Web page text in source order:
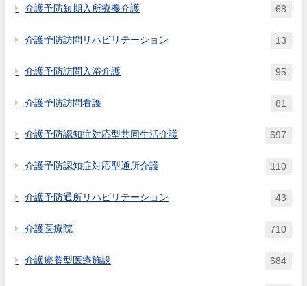
介護予防短期入所療養介護 68
介護予防訪問リハビリテーション 13
介護予防訪問入浴介護 95
介護予防訪問看護 81
介護予防認知症対応型共同生活介護 697
介護予防認知症対応型通所介護 110
介護予防通所リハビリテーション 43
介護医療院 710
介護療養型医療施設 684